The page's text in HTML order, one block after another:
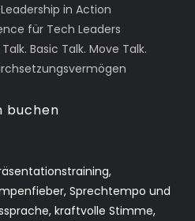
in Action
für Tech Leaders
Basic Talk. Move Talk.
buchen
Sprechtempo und
kraftvolle Stimme,